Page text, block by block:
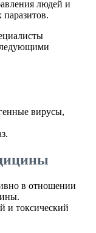
людей и
вирусы,
в отношении
и токсический